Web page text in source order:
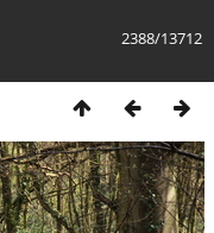
2388/13712